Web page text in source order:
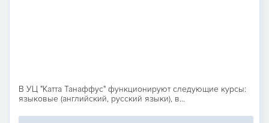
В УЦ "Катта Танаффус" функционируют следующие курсы:
языковые (английский, русский языки), в...